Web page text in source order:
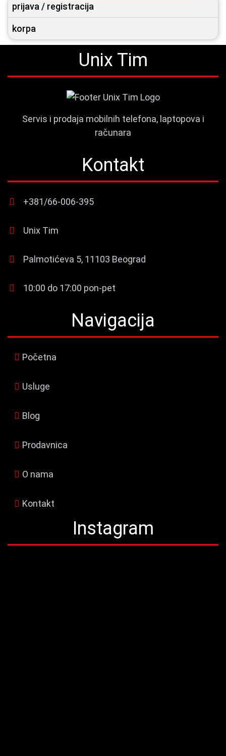
prijava / registracija
korpa
Unix Tim
Servis i prodaja mobilnih telefona, laptopova i
računara
Kontakt
+381/66-006-395
Unix Tim
Palmotićeva 5, 11103 Beograd
10:00 do 17:00 pon-pet
Navigacija
Početna
Usluge
Blog
Prodavnica
O nama
Kontakt
Instagram